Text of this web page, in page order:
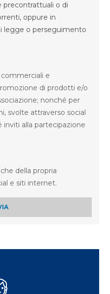
o di
oppure in
legge o perseguimento
e
di prodotti e/o
nonché per
svolte attraverso social
inviti alla partecipazione
della propria
e siti internet.